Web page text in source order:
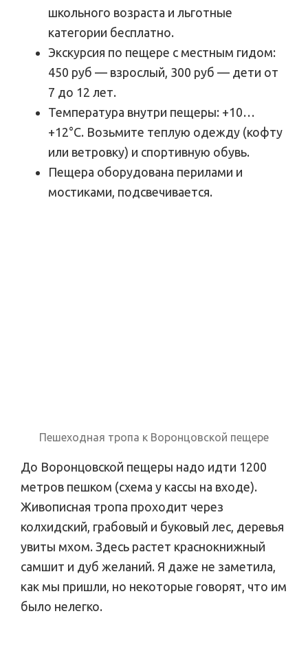
школьного возраста и льготные
категории бесплатно.
Экскурсия по пещере с местным гидом:
450 руб — взрослый, 300 руб — дети от
7 до 12 лет.
Температура внутри пещеры: +10…
+12°С. Возьмите теплую одежду (кофту
или ветровку) и спортивную обувь.
Пещера оборудована перилами и
мостиками, подсвечивается.
Пешеходная тропа к Воронцовской пещере
До Воронцовской пещеры надо идти 1200
метров пешком (схема у кассы на входе).
Живописная тропа проходит через
колхидский, грабовый и буковый лес, деревья
увиты мхом. Здесь растет краснокнижный
самшит и дуб желаний. Я даже не заметила,
как мы пришли, но некоторые говорят, что им
было нелегко.